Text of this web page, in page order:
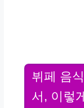
뷔페 음
서, 이렇